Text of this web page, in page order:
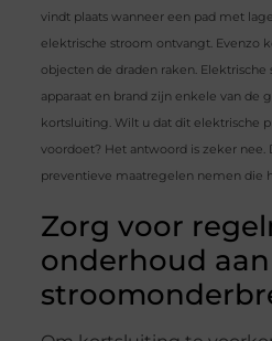
vindt plaats wanneer een pad met
elektrische stroom ontvangt. Evenzo
objecten de draden raken. Elektrische
apparaat en brand zijn enkele van de
kortsluiting. Wilt u dat dit elektrische
voordoet? Het antwoord is zeker
preventieve maatregelen nemen die
Zorg voor
onderhoud